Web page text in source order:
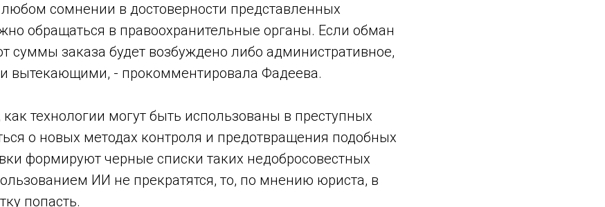
сомнении в достоверности представленных
обращаться в правоохранительные органы. Если обман
суммы заказа будет возбуждено либо административное,
вытекающими, - прокомментировала Фадеева.
технологии могут быть использованы в преступных
о новых методах контроля и предотвращения подобных
формируют черные списки таких недобросовестных
ИИ не прекратятся, то, по мнению юриста, в
попасть.